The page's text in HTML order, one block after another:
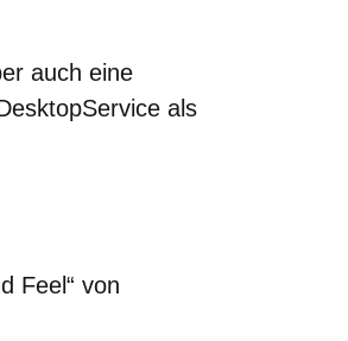
auch eine
als
Feel“ von